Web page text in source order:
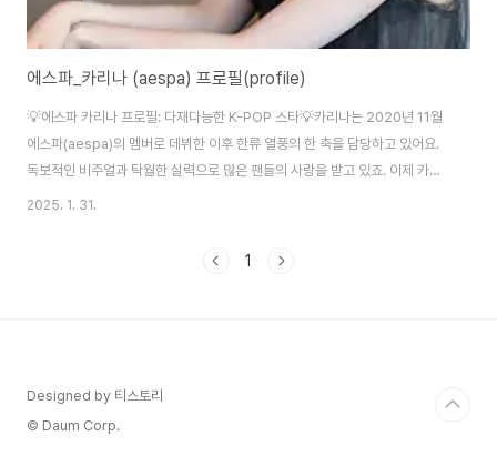
에스파_카리나 (aespa) 프로필(profile)
💡에스파 카리나 프로필: 다재다능한 K-POP 스타💡카리나는 2020년 11월
에스파(aespa)의 멤버로 데뷔한 이후 한류 열풍의 한 축을 담당하고 있어요.
독보적인 비주얼과 탁월한 실력으로 많은 팬들의 사랑을 받고 있죠. 이제 카리
나의 프로필을 좀 더 자세히 알아볼까요?에스파 카리나 프로필 📋기본 정
4월 11일 🎂출생지: 대한민국 📍국적: 한국 🇰🇷키: 167 cm 🏙️ (170 cm라
2025. 1. 31.
1
Designed by 티스토리
© Daum Corp.